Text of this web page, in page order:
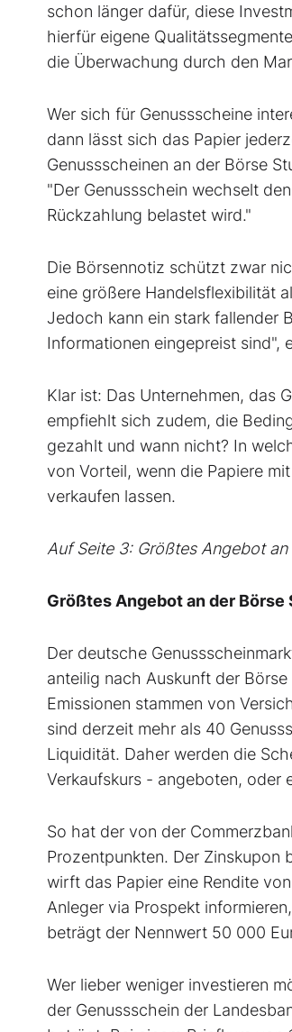
schon länger dafür, diese
hierfür eigene
die Überwachung durch den
Wer sich für Genussscheine
dann lässt sich das Papier
Genussscheinen an der Börse
"Der Genussschein wechselt
Rückzahlung belastet wird."
Die Börsennotiz schützt zwar
eine größere Handelsflexibilität
Jedoch kann ein stark fallender
Informationen eingepreist sind",
Klar ist: Das Unternehmen, das
empfiehlt sich zudem, die
gezahlt und wann nicht? In
von Vorteil, wenn die Papiere
verkaufen lassen.
Auf Seite 3: Größtes Angebot
Größtes Angebot an der
Der deutsche
anteilig nach Auskunft der
Emissionen stammen von
sind derzeit mehr als 40
Liquidität. Daher werden die
Verkaufskurs - angeboten, oder
So hat der von der
Prozentpunkten. Der Zinskupon
wirft das Papier eine Rendite
Anleger via Prospekt
beträgt der Nennwert 50 000
Wer lieber weniger investieren
der Genussschein der